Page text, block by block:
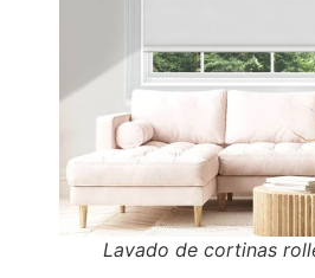
Lavado de cortinas